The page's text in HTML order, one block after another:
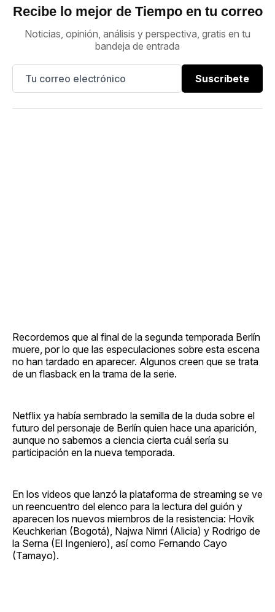
Recibe lo mejor de Tiempo en tu correo
Noticias, opinión, análisis y perspectiva, gratis en tu
bandeja de entrada
Suscríbete
Recordemos que al final de la segunda temporada Berlín
muere, por lo que las especulaciones sobre esta escena
no han tardado en aparecer. Algunos creen que se trata
de un flasback en la trama de la serie.
Netflix ya había sembrado la semilla de la duda sobre el
futuro del personaje de Berlín quien hace una aparición,
aunque no sabemos a ciencia cierta cuál sería su
participación en la nueva temporada.
En los videos que lanzó la plataforma de streaming se ve
un reencuentro del elenco para la lectura del guión y
aparecen los nuevos miembros de la resistencia: Hovik
Keuchkerian (Bogotá), Najwa Nimri (Alicia) y Rodrigo de
la Serna (El Ingeniero), así como Fernando Cayo
(Tamayo).